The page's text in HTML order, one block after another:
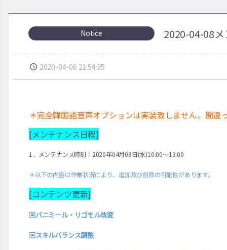
Notice 2020-04-08
2020-04-06 21:54:35
＊完全韓国語音声オプションは実装致しません。間
[メンテナンス日程]
1．メンテナンス時刻：2020年04月08日(水)10:00～13:00
＊以下の内容は作業状況により、追加及び削除の可能性があります。
[コンテンツ更新]
▣バニミール・リゴモル改変
▣スキルバランス調整